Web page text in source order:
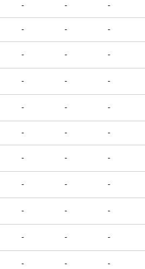
- - -
- - -
- - -
- - -
- - -
- - -
- - -
- - -
- - -
- - -
- - -